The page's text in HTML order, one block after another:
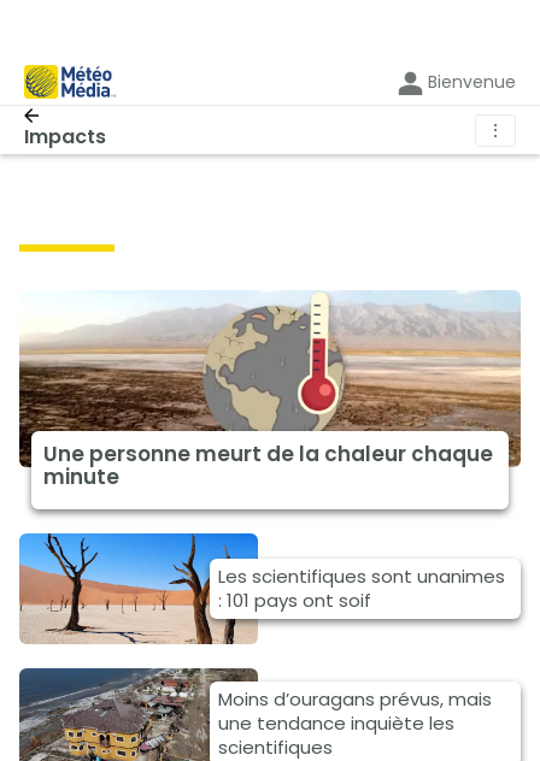
Bienvenue
Impacts ⋮
Une personne meurt de la chaleur chaque
minute
Les scientifiques sont unanimes
: 101 pays ont soif
Moins d’ouragans prévus, mais
une tendance inquiète les
scientifiques